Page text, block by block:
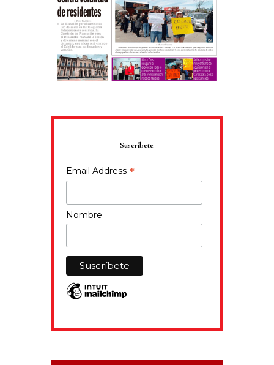
Suscríbete
Email Address *
Nombre